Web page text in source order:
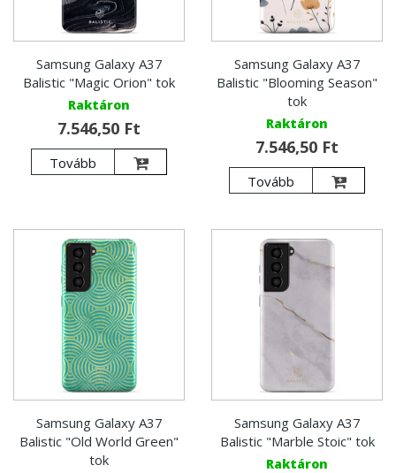
Samsung Galaxy A37
Balistic "Magic Orion" tok
Raktáron
7.546,50 Ft
Tovább
Samsung Galaxy A37
Balistic "Blooming Season"
tok
Raktáron
7.546,50 Ft
Tovább
Samsung Galaxy A37
Balistic "Old World Green"
tok
Samsung Galaxy A37
Balistic "Marble Stoic" tok
Raktáron